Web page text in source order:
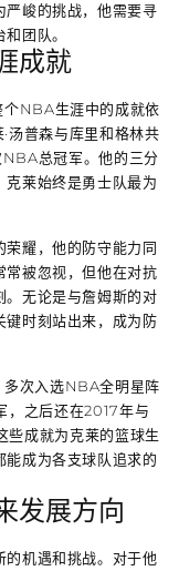
严峻的挑战，他需要寻
团队。
成就
个NBA生涯中的成就依
汤普森与库里和格林共
NBA总冠军。他的三分
莱始终是勇士队最为
耀，他的防守能力同
常被忽视，但他在对抗
。无论是与詹姆斯的对
键时刻站出来，成为防
多次入选NBA全明星阵
，之后还在2017年与
些成就为克莱的篮球生
成为各支球队追求的
发展方向
机遇和挑战。对于他